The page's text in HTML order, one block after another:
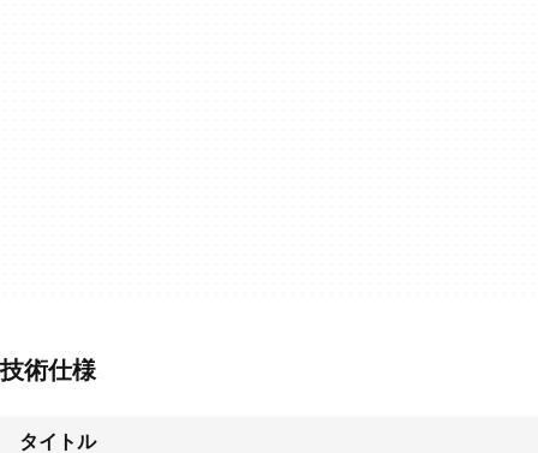
技術仕様
タイトル